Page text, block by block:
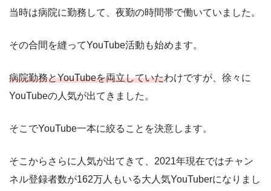
当時は病院に勤務して、夜勤の時間帯で働いていました。
その合間を縫ってYouTube活動も始めます。
病院勤務とYouTubeを両立していたわけですが、徐々に
YouTubeの人気が出てきました。
そこでYouTube一本に絞ることを決意します。
そこからさらに人気が出てきて、2021年現在ではチャン
ネル登録者数が162万人もいる大人気YouTuberになりまし